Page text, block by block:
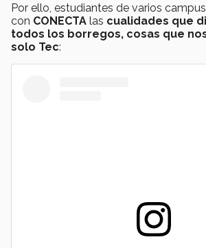
Por ello, estudiantes de varios
con CONECTA las cualidades que
todos los borregos, cosas que
solo Tec: